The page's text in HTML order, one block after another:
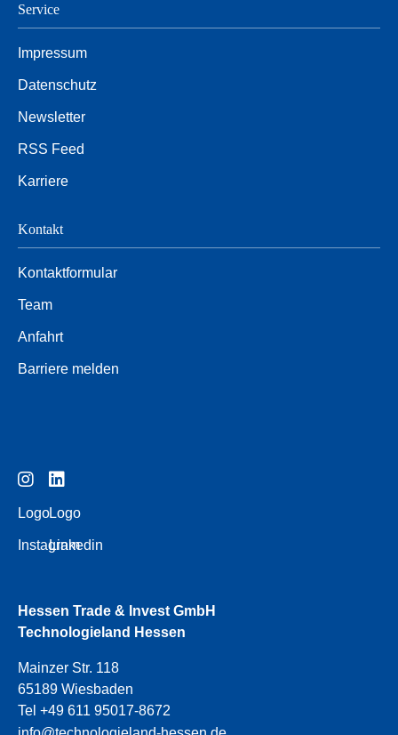
Service
Impressum
Datenschutz
Newsletter
RSS Feed
Karriere
Kontakt
Kontaktformular
Team
Anfahrt
Barriere melden
Logo
Instagram
Logo
Linkedin
Hessen Trade & Invest GmbH
Technologieland Hessen
Mainzer Str. 118
65189 Wiesbaden
Tel +49 611 95017-8672